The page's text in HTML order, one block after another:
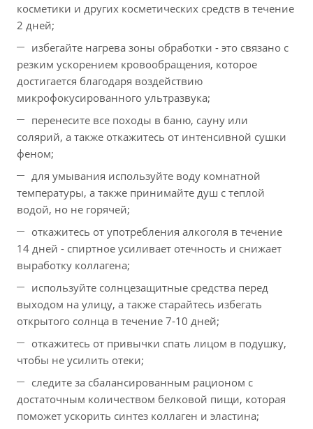
косметики и других косметических средств в течение
2 дней;
избегайте нагрева зоны обработки - это связано с
резким ускорением кровообращения, которое
достигается благодаря воздействию
микрофокусированного ультразвука;
перенесите все походы в баню, сауну или
солярий, а также откажитесь от интенсивной сушки
феном;
для умывания используйте воду комнатной
температуры, а также принимайте душ с теплой
водой, но не горячей;
откажитесь от употребления алкоголя в течение
14 дней - спиртное усиливает отечность и снижает
выработку коллагена;
используйте солнцезащитные средства перед
выходом на улицу, а также старайтесь избегать
открытого солнца в течение 7-10 дней;
откажитесь от привычки спать лицом в подушку,
чтобы не усилить отеки;
следите за сбалансированным рационом с
достаточным количеством белковой пищи, которая
поможет ускорить синтез коллаген и эластина;